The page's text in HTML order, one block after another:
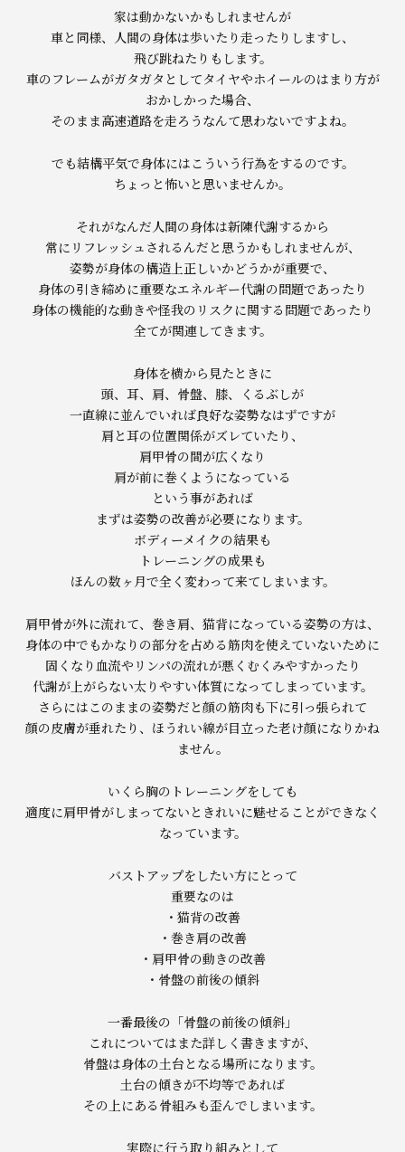
家は動かないかもしれませんが
車と同様、人間の身体は歩いたり走ったりしますし、
飛び跳ねたりもします。
車のフレームがガタガタとしてタイヤやホイールのはまり方が
おかしかった場合、
そのまま高速道路を走ろうなんて思わないですよね。
でも結構平気で身体にはこういう行為をするのです。
ちょっと怖いと思いませんか。
それがなんだ人間の身体は新陳代謝するから
常にリフレッシュされるんだと思うかもしれませんが、
姿勢が身体の構造上正しいかどうかが重要で、
身体の引き締めに重要なエネルギー代謝の問題であったり
身体の機能的な動きや怪我のリスクに関する問題であったり
全てが関連してきます。
身体を横から見たときに
頭、耳、肩、骨盤、膝、くるぶしが
一直線に並んでいれば良好な姿勢なはずですが
肩と耳の位置関係がズレていたり、
肩甲骨の間が広くなり
肩が前に巻くようになっている
という事があれば
まずは姿勢の改善が必要になります。
ボディーメイクの結果も
トレーニングの成果も
ほんの数ヶ月で全く変わって来てしまいます。
肩甲骨が外に流れて、巻き肩、猫背になっている姿勢の方は、
身体の中でもかなりの部分を占める筋肉を使えていないために
固くなり血流やリンパの流れが悪くむくみやすかったり
代謝が上がらない太りやすい体質になってしまっています。
さらにはこのままの姿勢だと顔の筋肉も下に引っ張られて
顔の皮膚が垂れたり、ほうれい線が目立った老け顔になりかね
ません。
いくら胸のトレーニングをしても
適度に肩甲骨がしまってないときれいに魅せることができなく
なっています。
バストアップをしたい方にとって
重要なのは
・猫背の改善
・巻き肩の改善
・肩甲骨の動きの改善
・骨盤の前後の傾斜
一番最後の「骨盤の前後の傾斜」
これについてはまた詳しく書きますが、
骨盤は身体の土台となる場所になります。
土台の傾きが不均等であれば
その上にある骨組みも歪んでしまいます。
実際に行う取り組みとして